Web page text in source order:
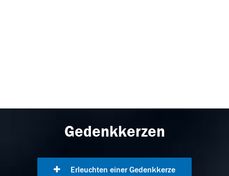
Gedenkkerzen
Erleuchten einer Gedenkkerze